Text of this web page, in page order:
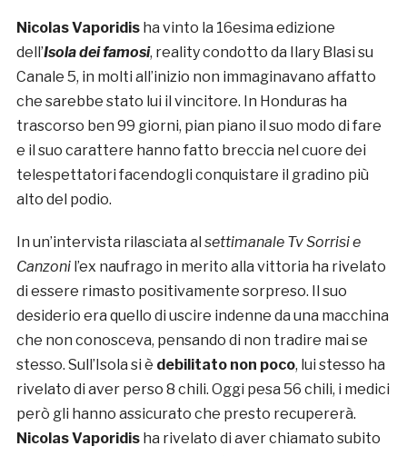
Nicolas Vaporidis ha vinto la 16esima edizione
dell’Isola dei famosi, reality condotto da Ilary Blasi su
Canale 5, in molti all’inizio non immaginavano affatto
che sarebbe stato lui il vincitore. In Honduras ha
trascorso ben 99 giorni, pian piano il suo modo di fare
e il suo carattere hanno fatto breccia nel cuore dei
telespettatori facendogli conquistare il gradino più
alto del podio.
In un’intervista rilasciata al settimanale Tv Sorrisi e
Canzoni l’ex naufrago in merito alla vittoria ha rivelato
di essere rimasto positivamente sorpreso. Il suo
desiderio era quello di uscire indenne da una macchina
che non conosceva, pensando di non tradire mai se
stesso. Sull’Isola si è debilitato non poco, lui stesso ha
rivelato di aver perso 8 chili. Oggi pesa 56 chili, i medici
però gli hanno assicurato che presto recupererà.
Nicolas Vaporidis ha rivelato di aver chiamato subito